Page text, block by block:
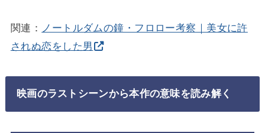
関連： ノートルダムの鐘・フロロー考察｜美女に許
されぬ恋をした男
映画のラストシーンから本作の意味を読み解く